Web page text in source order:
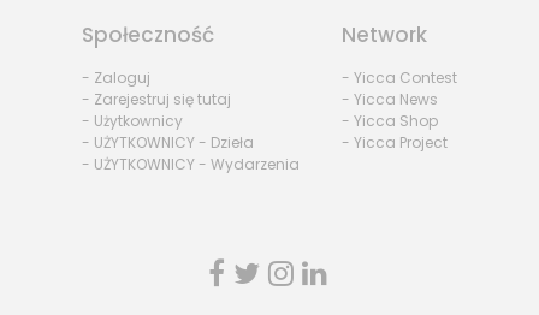
Społeczność
- Zaloguj
- Zarejestruj się tutaj
- Użytkownicy
- UŻYTKOWNICY - Dzieła
- UŻYTKOWNICY - Wydarzenia
Network
- Yicca Contest
- Yicca News
- Yicca Shop
- Yicca Project